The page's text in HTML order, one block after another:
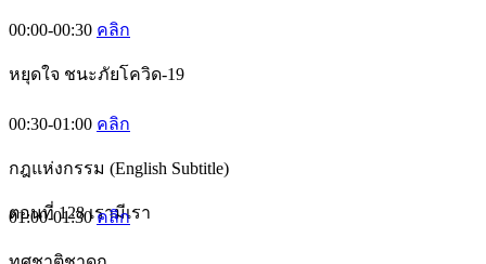
00:00-00:30 คลิก
หยุดใจ ชนะภัยโควิด-19
00:30-01:00 คลิก
กฎแห่งกรรม (English Subtitle)
ตอนที่ 128 เรามีเรา
01:00-01:30คลิก